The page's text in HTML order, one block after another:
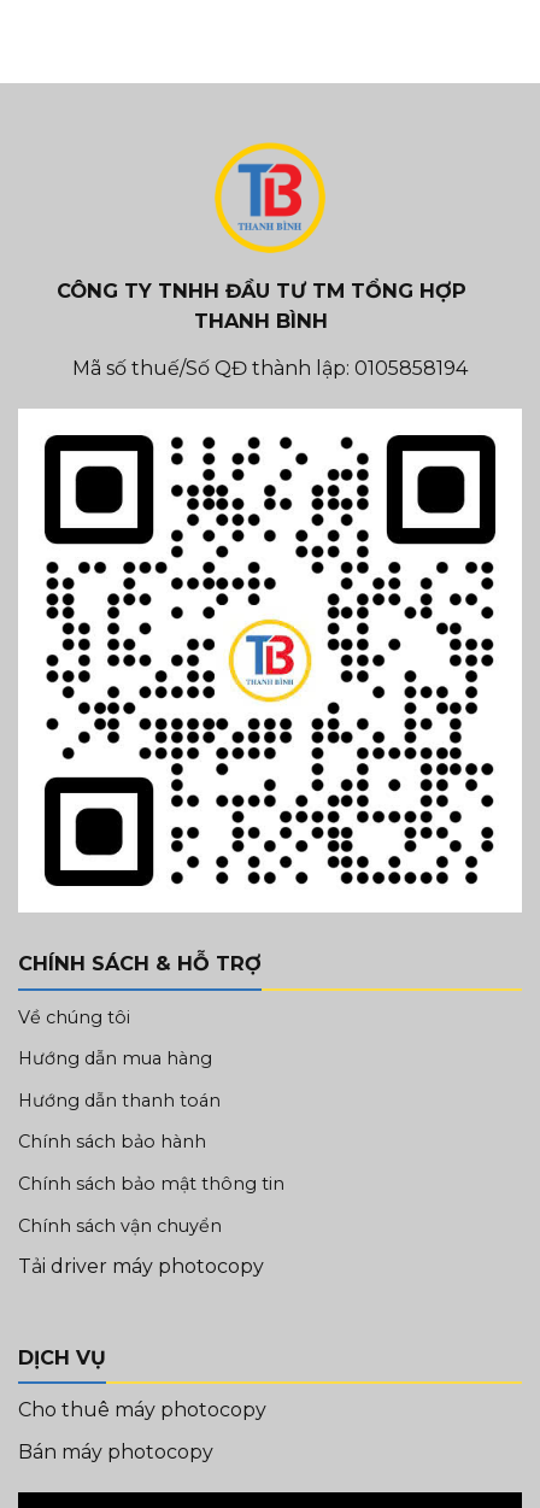
CÔNG TY TNHH ĐẦU TƯ TM TỔNG HỢP
THANH BÌNH
Mã số thuế/Số QĐ thành lập: 0105858194
CHÍNH SÁCH & HỖ TRỢ
Về chúng tôi
Hướng dẫn mua hàng
Hướng dẫn thanh toán
Chính sách bảo hành
Chính sách bảo mật thông tin
Chính sách vận chuyển
Tải driver máy photocopy
DỊCH VỤ
Cho thuê máy photocopy
Bán máy photocopy